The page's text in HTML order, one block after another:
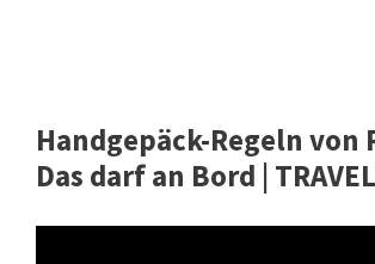
Handgepäck-Regeln von
Das darf an Bord |